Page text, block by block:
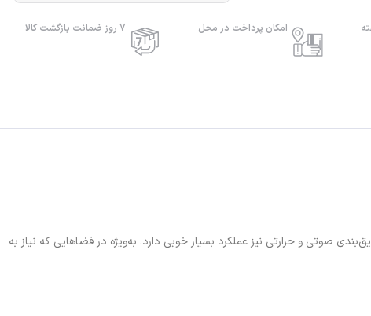
امکان پرداخت در محل 7 روز ضمانت بازگشت کالا
صوتی و حرارتی نیز عملکرد بسیار خوبی دارد. به‌ویژه در فضاهایی که نیاز به